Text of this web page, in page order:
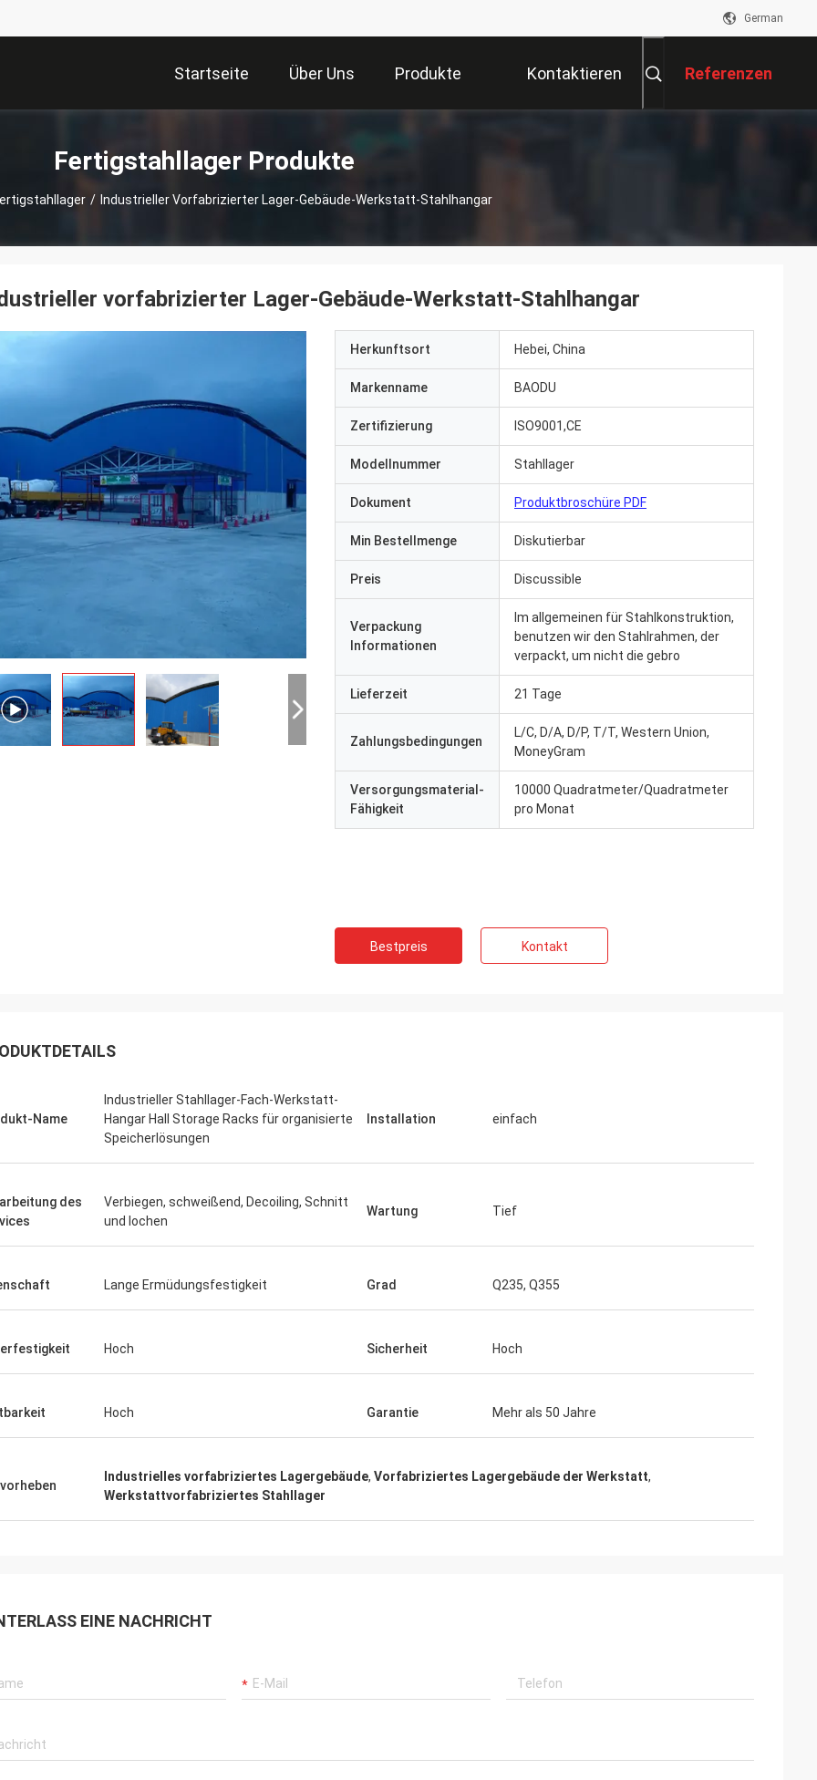
German
Startseite Über Uns Produkte Kontaktieren Referenzen
Fertigstahllager Produkte
/ Industrieller Vorfabrizierter Lager-Gebäude-Werkstatt-Stahlhangar
- Ich weiß.
zufrieden mit dem guten
HERR
ging danken Ihnen sehr gut, die wir
vorfabrizierter Lager-Gebäude-Werkstatt-Stahlhangar
Herkunftsort Hebei, China
Markenname BAODU
Zertifizierung ISO9001,CE
Modellnummer Stahllager
Dokument Produktbroschüre PDF
Min Bestellmenge Diskutierbar
Preis Discussible
Verpackung
Informationen
Im allgemeinen für Stahlkonstruktion,
benutzen wir den Stahlrahmen, der
verpackt, um nicht die gebro
Lieferzeit 21 Tage
Zahlungsbedingungen
L/C, D/A, D/P, T/T, Western Union,
MoneyGram
Versorgungsmaterial-
Fähigkeit
10000 Quadratmeter/Quadratmeter
pro Monat
Bestpreis Kontakt
Name
Industrieller Stahllager-Fach-Werkstatt-
Hangar Hall Storage Racks für organisierte
Speicherlösungen
Installation einfach
des
Verbiegen, schweißend, Decoiling, Schnitt
und lochen
Wartung Tief
Lange Ermüdungsfestigkeit Grad Q235, Q355
Hoch Sicherheit Hoch
Hoch Garantie Mehr als 50 Jahre
Industrielles vorfabriziertes Lagergebäude, Vorfabriziertes Lagergebäude der Werkstatt,
Werkstattvorfabriziertes Stahllager
EINE NACHRICHT